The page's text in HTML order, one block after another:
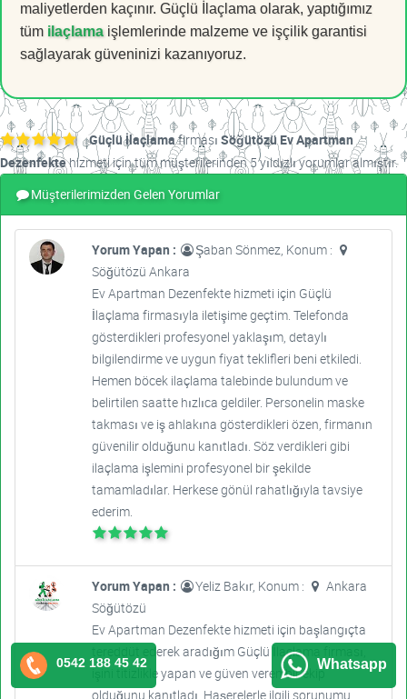
maliyetlerden kaçınır. Güçlü İlaçlama olarak, yaptığımız
tüm ilaçlamaişlemlerinde malzeme ve işçilik garantisi
sağlayarak güveninizi kazanıyoruz.
Güçlü İlaçlamafirması Söğütözü Ev Apartman
Dezenfektehizmeti için tüm müşterilerinden 5 yıldızlı yorumlar almıştır.
Müşterilerimizden Gelen Yorumlar
Yorum Yapan :
Şaban Sönmez, Konum :
Söğütözü Ankara
Ev Apartman Dezenfekte hizmeti için Güçlü
İlaçlama firmasıyla iletişime geçtim. Telefonda
gösterdikleri profesyonel yaklaşım, detaylı
bilgilendirme ve uygun fiyat teklifleri beni etkiledi.
Hemen böcek ilaçlama talebinde bulundum ve
belirtilen saatte hızlıca geldiler. Personelin maske
takması ve iş ahlakına gösterdikleri özen, firmanın
güvenilir olduğunu kanıtladı. Söz verdikleri gibi
ilaçlama işlemini profesyonel bir şekilde
tamamladılar. Herkese gönül rahatlığıyla tavsiye
ederim.
Yorum Yapan : Yeliz Bakır, Konum :
Ankara
Söğütözü
Ev Apartman Dezenfekte hizmeti için başlangıçta
tereddüt ederek aradığım Güçlü İlaçlama firması,
işini titizlikle yapan ve güven veren bir ekip
olduğunu kanıtladı. Haşerelerle ilgili sorunumu
0542 188 45 42 Whatsapp